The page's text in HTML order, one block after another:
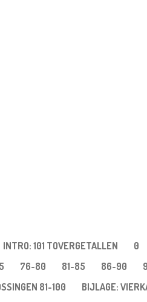
INTRO: 101 TOVERGETALLEN 0
76-80 81-85 86-90
81-100
BIJLAGE: